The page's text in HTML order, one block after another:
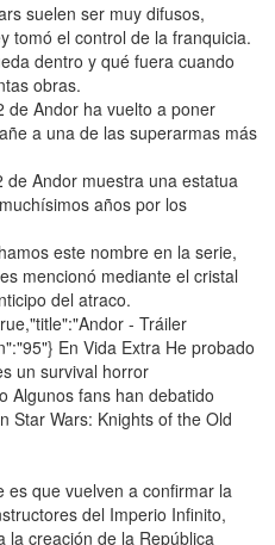
suelen ser muy difusos,
tomó el control de la franquicia.
dentro y qué fuera cuando
obras.
de Andor ha vuelto a poner
a una de las superarmas más
de Andor muestra una estatua
años por los
este nombre en la serie,
mencionó mediante el cristal
del atraco.
- Tráiler
En Vida Extra He probado
un survival horror
Algunos fans han debatido
Star Wars: Knights of the Old
es que vuelven a confirmar la
del Imperio Infinito,
la creación de la República